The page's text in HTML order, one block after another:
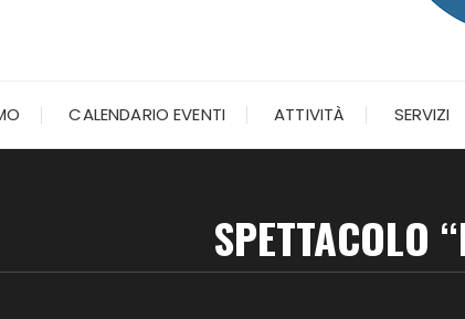
CALENDARIO EVENTI ATTIVITÀ SERVIZI
SPETTACOLO